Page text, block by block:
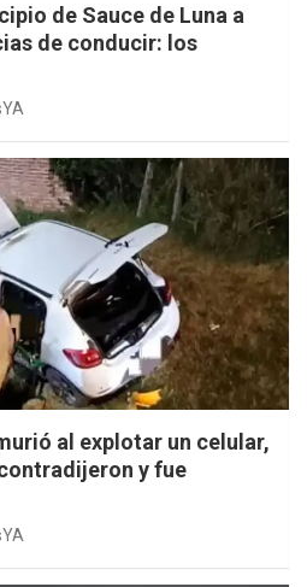
de Sauce de Luna a
de conducir: los
al explotar un celular,
y fue